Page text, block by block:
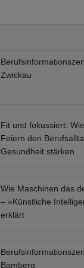
Zwickau
Fit und fokussiert:
Feiern den
Gesundheit stärken
Wie Maschinen das
– »Künstliche
erklärt
Bamberg